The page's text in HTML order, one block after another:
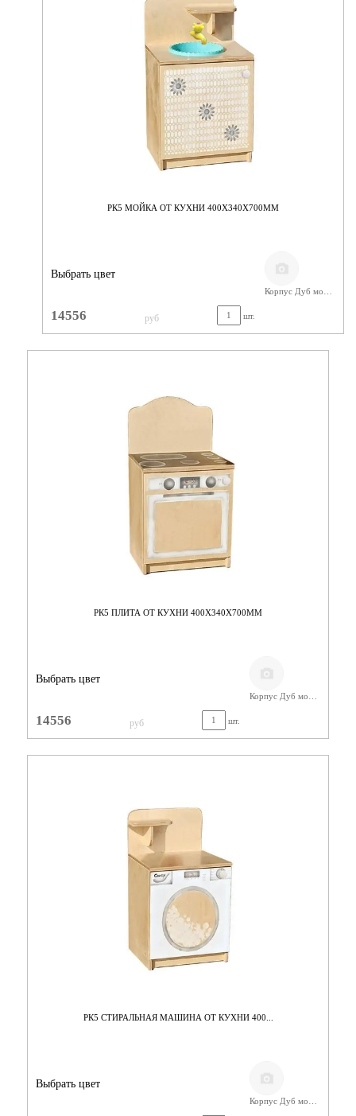
РК5 МОЙКА ОТ КУХНИ 400Х340Х700ММ
Выбрать цвет
14556 руб шт.
РК5 ПЛИТА ОТ КУХНИ 400Х340Х700ММ
Выбрать цвет
14556 руб шт.
РК5 СТИРАЛЬНАЯ МАШИНА ОТ КУХНИ 400...
Выбрать цвет